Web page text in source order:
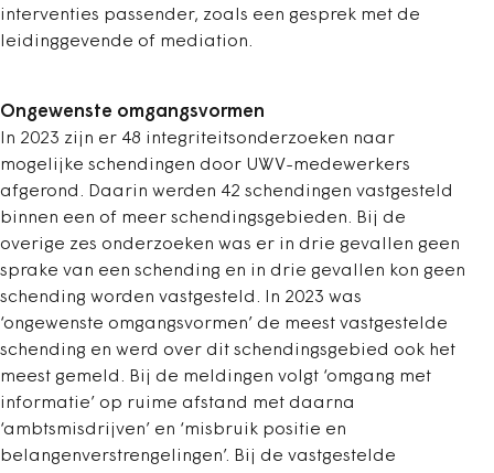
interventies passender, zoals een gesprek met de
leidinggevende of mediation.
Ongewenste omgangsvormen
In 2023 zijn er 48 integriteitsonderzoeken naar
mogelijke schendingen door UWV-medewerkers
afgerond. Daarin werden 42 schendingen vastgesteld
binnen een of meer schendingsgebieden. Bij de
overige zes onderzoeken was er in drie gevallen geen
sprake van een schending en in drie gevallen kon geen
schending worden vastgesteld. In 2023 was
‘ongewenste omgangsvormen’ de meest vastgestelde
schending en werd over dit schendingsgebied ook het
meest gemeld. Bij de meldingen volgt ‘omgang met
informatie’ op ruime afstand met daarna
‘ambtsmisdrijven’ en ‘misbruik positie en
belangenverstrengelingen’. Bij de vastgestelde